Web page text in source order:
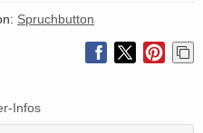
Spruchbutton
Infos